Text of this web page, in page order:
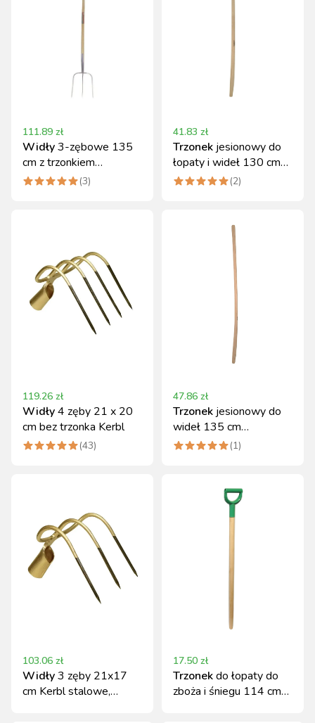
111.89 zł
Widły3-zębowe 135
cm z trzonkiem
jesionowym(3)
41.83 zł
Trzonek jesionowy do
łopaty i wideł 130 cm
Kerbl
(2)
119.26 zł
Widły4 zęby 21 x 20
cm bez trzonka Kerbl
(43)
47.86 zł
Trzonek jesionowy do
wideł 135 cm
profilowany Kerbl
(1)
103.06 zł
Widły3 zęby 21x17
cm Kerbl stalowe,
17.50 zł
Trzonekdo łopaty do
zboża i śniegu 114 cm